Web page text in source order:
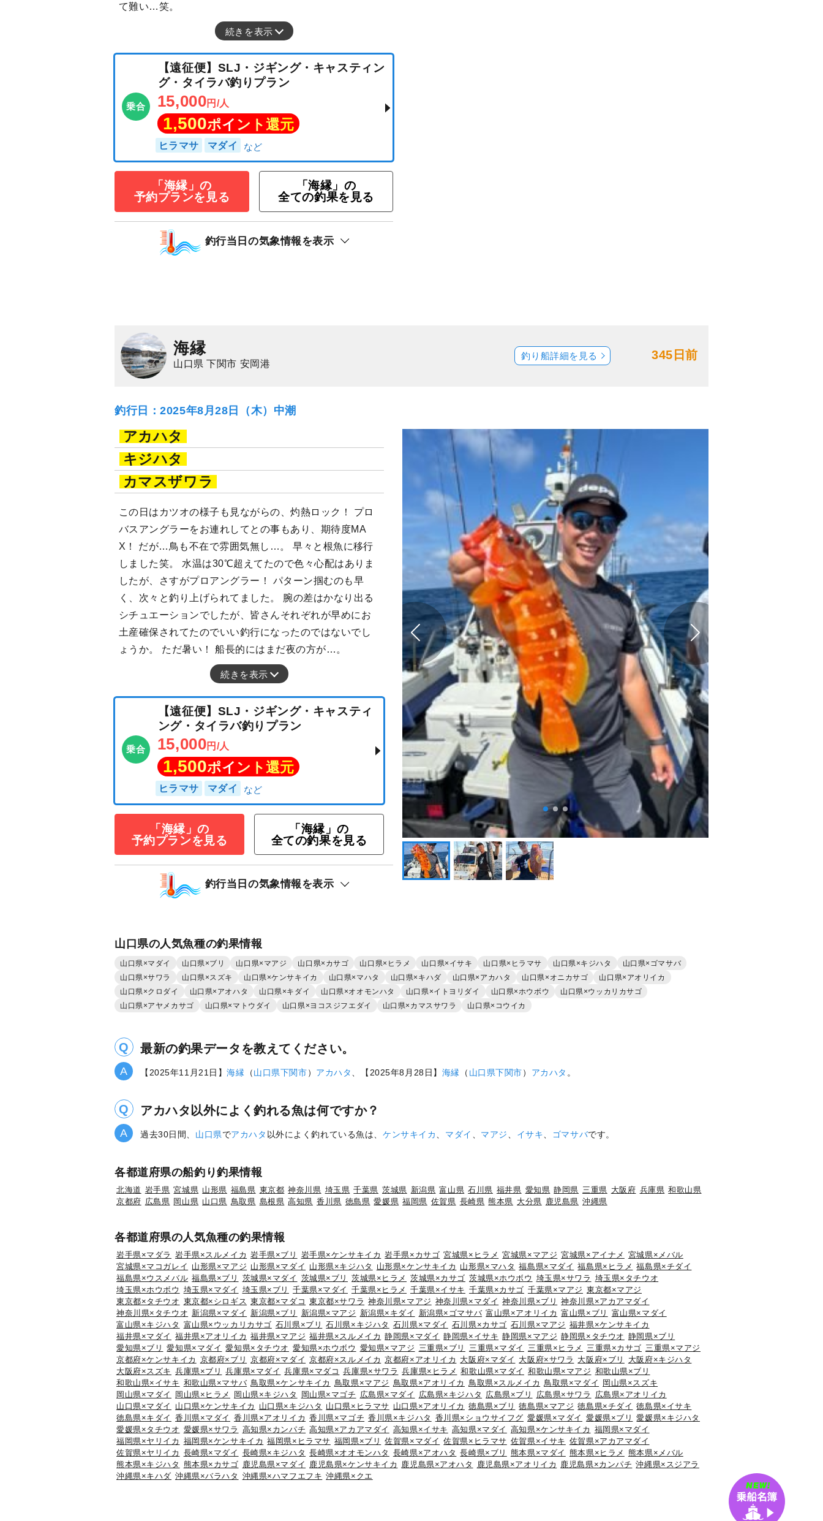
て難い…笑。
続きを表示
乗合
【遠征便】SLJ・ジギング・キャスティン
グ・タイラバ釣りプラン
15,000円/人
1,500ポイント還元
「海縁」の
予約プランを見る
「海縁」の
全ての釣果を見る
釣行当日の気象情報を表示
海縁
山口県 下関市 安岡港
345日前
釣り船詳細を見る
釣行日：2025年8月28日（木）中潮
アカハタ
キジハタ
カマスザワラ
この日はカツオの様子も見ながらの、灼熱ロック！ プロ
バスアングラーをお連れしてとの事もあり、期待度MA
X！ だが…鳥も不在で雰囲気無し…。 早々と根魚に移行
しました笑。 水温は30℃超えてたので色々心配はありま
したが、さすがプロアングラー！ パターン掴むのも早
く、次々と釣り上げられてました。 腕の差はかなり出る
シチュエーションでしたが、皆さんそれぞれが早めにお
土産確保されてたのでいい釣行になったのではないでし
ょうか。 ただ暑い！ 船長的にはまだ夜の方が…。
続きを表示
【遠征便】SLJ・ジギング・キャスティ
ング・タイラバ釣りプラン
15,000
1,500ポイント還元
「海縁」の
予約プランを見る
「海縁」の
全ての釣果を見る
釣行当日の気象情報を表示
山口県の人気魚種の釣果情報
山口県×マダイ 山口県×ブリ 山口県×マアジ 山口県×カサゴ 山口県×ヒラメ 山口県×イサキ 山口県×ヒラマサ 山口県×キジハタ
山口県×ゴマサバ
山口県×サワラ
山口県×スズキ 山口県×ケンサキイカ 山口県×マハタ 山口県×キハダ 山口県×アカハタ 山口県×オニカサゴ
山口県×アオリイカ
山口県×クロダイ
山口県×アオハタ 山口県×キダイ 山口県×オオモンハタ 山口県×イトヨリダイ 山口県×ホウボウ
山口県×ウッカリカサゴ
山口県×アヤメカサゴ
山口県×マトウダイ 山口県×ヨコスジフエダイ 山口県×カマスサワラ 山口県×コウイカ
最新の釣果データを教えてください。
【2025年11月21日】海縁 （山口県下関市） アカハタ 、【2025年8月28日】 海縁 （ 山口県下関市） アカハタ 。
アカハタ以外によく釣れる魚は何ですか？
過去30日間、 山口県でアカハタ 以外によく釣れている魚は、 ケンサキイカ マダイ マアジ イサキ ゴマサバです。
各都道府県の船釣り釣果情報
北海道 岩手県 宮城県 山形県 福島県 東京都 神奈川県 埼玉県 千葉県 茨城県 新潟県 富山県 石川県 福井県 愛知県 静岡県 三重県 大阪府 兵庫県 和歌山県
京都府 広島県 岡山県 山口県 鳥取県 島根県 高知県 香川県 徳島県 愛媛県 福岡県 佐賀県 長崎県 熊本県 大分県 鹿児島県 沖縄県
各都道府県の人気魚種の釣果情報
岩手県×マダラ 岩手県×スルメイカ 岩手県×ブリ 岩手県×ケンサキイカ 岩手県×カサゴ 宮城県×ヒラメ 宮城県×マアジ 宮城県×アイナメ 宮城県×メバル
宮城県×マコガレイ 山形県×マアジ 山形県×マダイ 山形県×キジハタ 山形県×ケンサキイカ 山形県×マハタ 福島県×マダイ 福島県×ヒラメ 福島県×チダイ
福島県×ウスメバル 福島県×ブリ 茨城県×マダイ 茨城県×ブリ 茨城県×ヒラメ 茨城県×カサゴ 茨城県×ホウボウ 埼玉県×サワラ 埼玉県×タチウオ
埼玉県×ホウボウ 埼玉県×マダイ 埼玉県×ブリ 千葉県×マダイ 千葉県×ヒラメ 千葉県×イサキ 千葉県×カサゴ 千葉県×マアジ 東京都×マアジ
東京都×タチウオ 東京都×シロギス 東京都×マダコ 東京都×サワラ 神奈川県×マアジ 神奈川県×マダイ 神奈川県×ブリ
神奈川県×アカアマダイ
神奈川県×タチウオ 新潟県×マダイ 新潟県×ブリ 新潟県×マアジ 新潟県×キダイ 新潟県×ゴマサバ 富山県×アオリイカ 富山県×ブリ
富山県×マダイ
富山県×キジハタ 富山県×ウッカリカサゴ 石川県×ブリ 石川県×キジハタ 石川県×マダイ 石川県×カサゴ 石川県×マアジ 福井県×ケンサキイカ
福井県×マダイ 福井県×アオリイカ 福井県×マアジ 福井県×スルメイカ 静岡県×マダイ 静岡県×イサキ 静岡県×マアジ 静岡県×タチウオ 静岡県×ブリ
愛知県×ブリ
愛知県×マダイ 愛知県×タチウオ 愛知県×ホウボウ 愛知県×マアジ 三重県×ブリ 三重県×マダイ 三重県×ヒラメ 三重県×カサゴ 三重県×マアジ
京都府×ケンサキイカ 京都府×ブリ 京都府×マダイ 京都府×スルメイカ 京都府×アオリイカ 大阪府×マダイ 大阪府×サワラ 大阪府×ブリ
大阪府×キジハタ
大阪府×スズキ 兵庫県×ブリ 兵庫県×マダイ 兵庫県×マダコ 兵庫県×サワラ 兵庫県×ヒラメ 和歌山県×マダイ 和歌山県×マアジ 和歌山県×ブリ
和歌山県×イサキ 和歌山県×マサバ 鳥取県×ケンサキイカ 鳥取県×マアジ 鳥取県×アオリイカ 鳥取県×スルメイカ 鳥取県×マダイ 岡山県×スズキ
岡山県×マダイ
岡山県×ヒラメ 岡山県×キジハタ 岡山県×マゴチ 広島県×マダイ 広島県×キジハタ 広島県×ブリ 広島県×サワラ
広島県×アオリイカ
山口県×マダイ
山口県×ケンサキイカ 山口県×キジハタ 山口県×ヒラマサ 山口県×アオリイカ 徳島県×ブリ 徳島県×マアジ 徳島県×チダイ 徳島県×イサキ
徳島県×キダイ 香川県×マダイ 香川県×アオリイカ 香川県×マゴチ 香川県×キジハタ 香川県×ショウサイフグ 愛媛県×マダイ 愛媛県×ブリ
愛媛県×キジハタ
愛媛県×タチウオ 愛媛県×サワラ 高知県×カンパチ 高知県×アカアマダイ 高知県×イサキ 高知県×マダイ 高知県×ケンサキイカ 福岡県×マダイ
福岡県×ヤリイカ 福岡県×ケンサキイカ 福岡県×ヒラマサ 福岡県×ブリ 佐賀県×マダイ 佐賀県×ヒラマサ 佐賀県×イサキ 佐賀県×アカアマダイ
佐賀県×ヤリイカ 長崎県×マダイ 長崎県×キジハタ 長崎県×オオモンハタ 長崎県×アオハタ 長崎県×ブリ 熊本県×マダイ 熊本県×ヒラメ 熊本県×メバル
熊本県×キジハタ 熊本県×カサゴ 鹿児島県×マダイ 鹿児島県×ケンサキイカ 鹿児島県×アオハタ 鹿児島県×アオリイカ 鹿児島県×カンパチ 沖縄県×スジアラ
沖縄県×キハダ 沖縄県×バラハタ 沖縄県×ハマフエフキ 沖縄県×クエ